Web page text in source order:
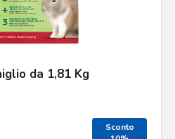
da 1,81 Kg
Sconto